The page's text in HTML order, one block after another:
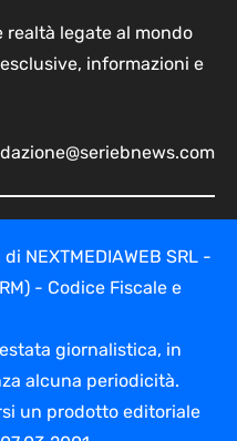
legate al mondo
informazioni e
NEXTMEDIAWEB SRL -
- Codice Fiscale e
giornalistica, in
alcuna periodicità.
un prodotto editoriale